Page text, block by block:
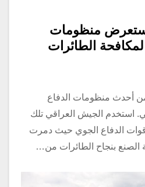
منظومات
الطائرات
من أحدث منظومات الدفاع
استخدم الجيش العراقي تلك
الدفاع الجوي حيث دمرت
الصنع بنجاح الطائرات من…